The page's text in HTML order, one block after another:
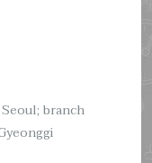
branch